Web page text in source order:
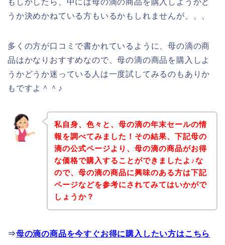
うか決めかねている方もいるかもしれませんが、、、
多くの方が口コミで書かれているように、母の滴の商
品はかなりおすすめなので、母の滴の商品を購入しよ
うかどうか迷っている人は一度試してみるのもありか
もですよ＾＾♪
私自身、色々と、母の滴の年末セールの情
報を調べてみました！その結果、下記母の
滴の公式ページより、母の滴の商品がお得
な価格で購入することができましたよ♪な
ので、母の滴の商品に興味のある方は下記
ページなどを参考にされてみてはいかがで
しょうか？
⇒母の滴の商品を今すぐお得に購入したい方はこちら